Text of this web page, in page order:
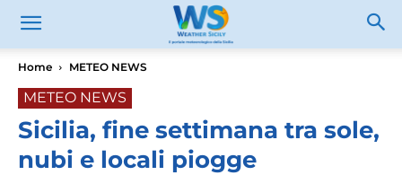
Home METEO NEWS
METEO NEWS
Sicilia, fine settimana tra sole,
nubi e locali piogge